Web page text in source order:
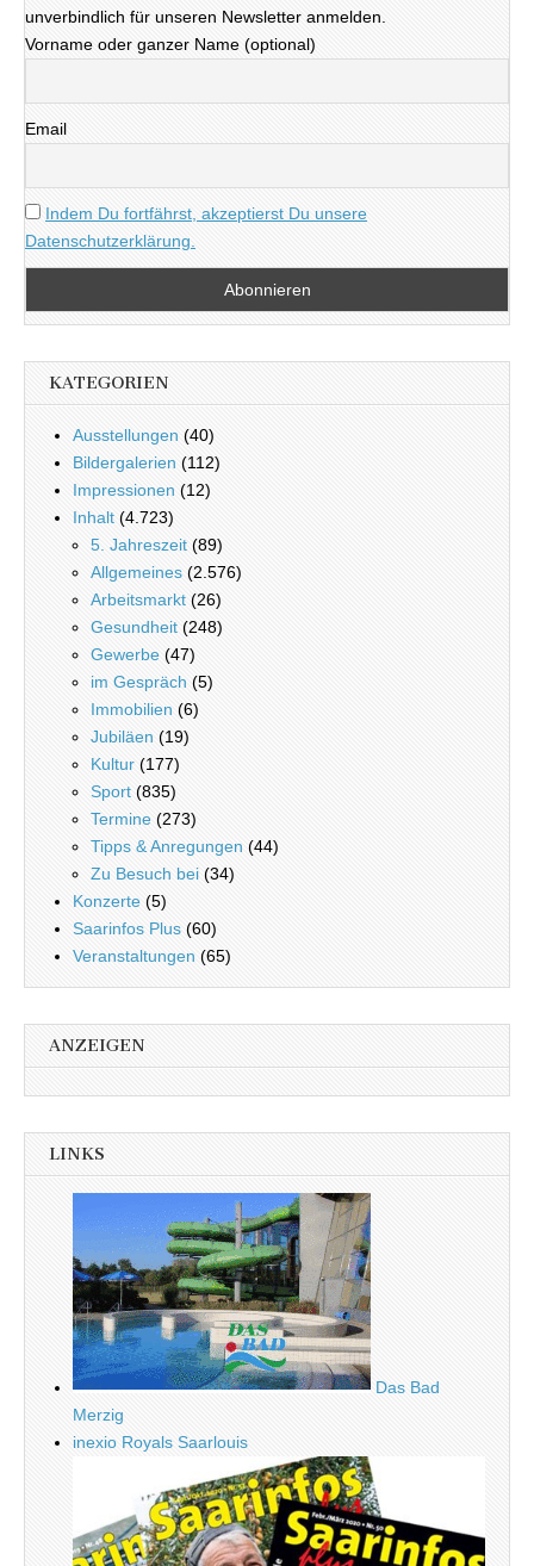
unverbindlich für unseren Newsletter anmelden.
Vorname oder ganzer Name (optional)
Email
Indem Du fortfährst, akzeptierst Du unsere
Datenschutzerklärung.
KATEGORIEN
Ausstellungen (40)
Bildergalerien (112)
Impressionen (12)
Inhalt (4.723)
5. Jahreszeit (89)
Allgemeines (2.576)
Arbeitsmarkt (26)
Gesundheit (248)
Gewerbe (47)
im Gespräch (5)
Immobilien (6)
Jubiläen (19)
Kultur (177)
Sport (835)
Termine (273)
Tipps & Anregungen (44)
Zu Besuch bei (34)
Konzerte (5)
Saarinfos Plus (60)
Veranstaltungen (65)
ANZEIGEN
LINKS
Das Bad
Merzig
inexio Royals Saarlouis